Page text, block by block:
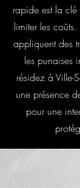
rapide est la clé
limiter les
appliquent des
les punaises
résidez à Ville-
une présence
pour une